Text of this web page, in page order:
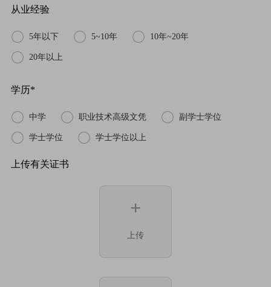
从业经验
5年以下 5~10年 10年~20年
20年以上
学历*
中学 职业技术高级文凭 副学士学位
学士学位 学士学位以上
上传有关证书
+
上传